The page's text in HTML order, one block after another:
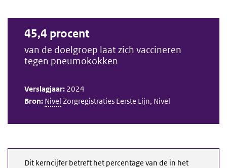
45,4 procent
van de doelgroep laat zich vaccineren
tegen pneumokokken
Verslagjaar: 2024
Bron: Nivel Zorgregistraties Eerste Lijn, Nivel
Dit kerncijfer betreft het percentage van de in het